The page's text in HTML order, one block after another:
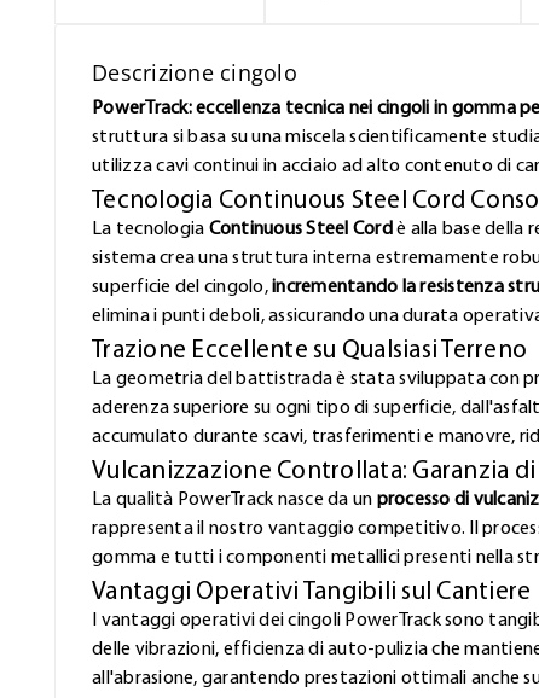
Descrizione cingolo
PowerTrack: eccellenza tecnica nei cingoli in gomma
struttura si basa su una miscela scientificamente
utilizza cavi continui in acciaio ad alto contenuto di
Tecnologia Continuous Steel Cord
La tecnologia Continuous Steel Cord è alla base della
sistema crea una struttura interna estremamente
superficie del cingolo,incrementando la resistenza
elimina i punti deboli, assicurando una durata
Trazione Eccellente su Qualsiasi Terreno
La geometria del battistrada è stata sviluppata con
aderenza superiore su ogni tipo di superficie,
accumulato durante scavi, trasferimenti e manovre,
Vulcanizzazione Controllata: Garanzia
La qualità PowerTrack nasce da un processo di
rappresenta il nostro vantaggio competitivo. Il
gomma e tutti i componenti metallici presenti nella
Vantaggi Operativi Tangibili sul Cantiere
I vantaggi operativi dei cingoli PowerTrack sono
delle vibrazioni, efficienza di auto-pulizia che
all'abrasione, garantendo prestazioni ottimali anche